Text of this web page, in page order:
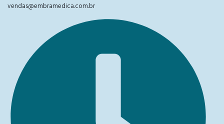
vendas@embramedica.com.br